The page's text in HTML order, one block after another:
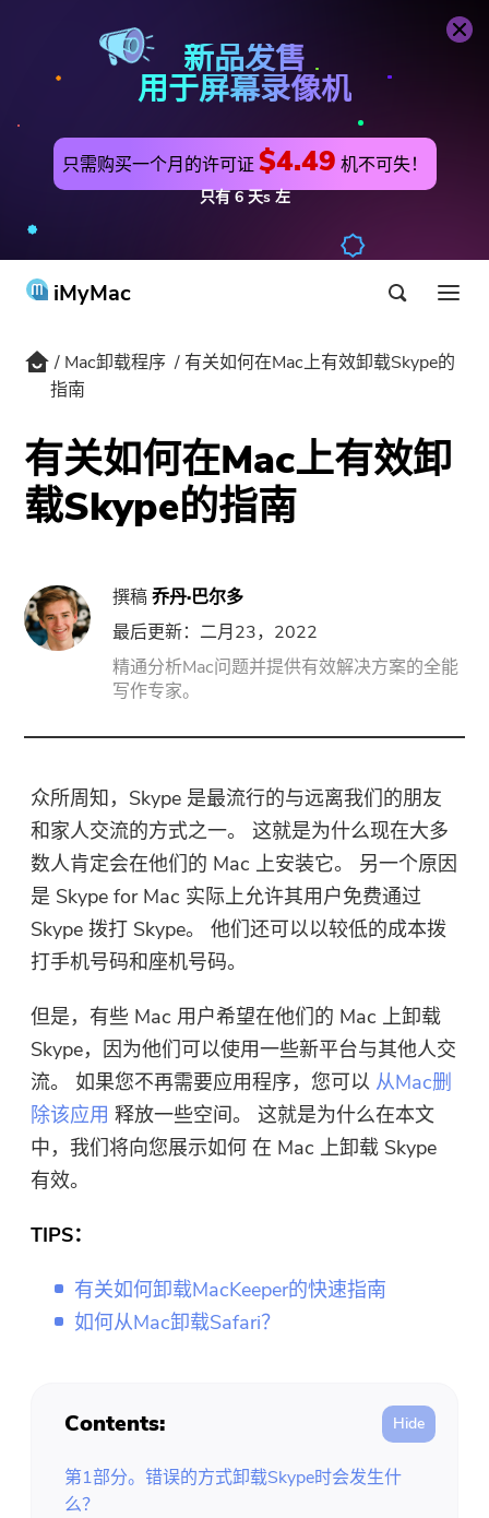
新品发售
用于屏幕录像机
只需购买一个月的许可证$4.49 机不可失！
只有6 天s左
iMyMac
产品与解决方案
最热
门 PowerMyMac
视频转换
屏幕录影大师
PDF压缩机
线上
免费视频转换器
免费视频编辑器
免费的PDF压缩器
支持
Mac卸载程序
Mac卸载程序
有关如何在Mac上有效卸载Skype的
指南
有关如何在Mac上有效卸
载Skype的指南
撰稿乔丹·巴尔多
最后更新：二月23，2022
精通分析Mac问题并提供有效解决方案的全能
写作专家。
众所周知，Skype 是最流行的与远离我们的朋友
和家人交流的方式之一。 这就是为什么现在大多
数人肯定会在他们的 Mac 上安装它。 另一个原因
是 Skype for Mac 实际上允许其用户免费通过
Skype 拨打 Skype。 他们还可以以较低的成本拨
打手机号码和座机号码。
但是，有些 Mac 用户希望在他们的 Mac 上卸载
Skype，因为他们可以使用一些新平台与其他人交
流。 如果您不再需要应用程序，您可以 从Mac删
除该应用 释放一些空间。 这就是为什么在本文
中，我们将向您展示如何 在 Mac 上卸载 Skype
有效。
TIPS：
有关如何卸载MacKeeper的快速指南
如何从Mac卸载Safari？
Contents:
第1部分。错误的方式卸载Skype时会发生什
么？